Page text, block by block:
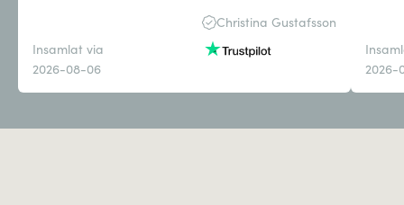
Christina Gustafsson
Insamlat via
2026-08-06
2026-